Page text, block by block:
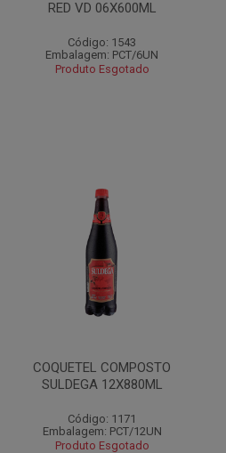
RED VD 06X600ML
Código: 1543
Embalagem: PCT/6UN
Produto Esgotado
COQUETEL COMPOSTO
SULDEGA 12X880ML
Código: 1171
Embalagem: PCT/12UN
Produto Esgotado